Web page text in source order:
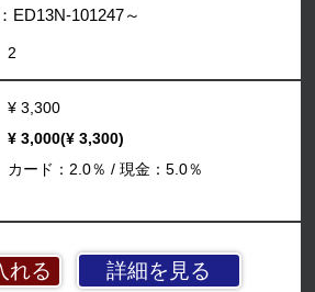
ED13N-101247～
2
詳細を見る
¥ 3,300
¥ 3,000(¥ 3,300)
カード：2.0％ / 現金：5.0％